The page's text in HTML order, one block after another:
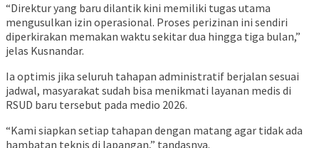
“Direktur yang baru dilantik kini memiliki tugas utama
mengusulkan izin operasional. Proses perizinan ini sendiri
diperkirakan memakan waktu sekitar dua hingga tiga bulan,”
jelas Kusnandar.
Ia optimis jika seluruh tahapan administratif berjalan sesuai
jadwal, masyarakat sudah bisa menikmati layanan medis di
RSUD baru tersebut pada medio 2026.
“Kami siapkan setiap tahapan dengan matang agar tidak ada
hambatan teknis di lapangan,” tandasnya.